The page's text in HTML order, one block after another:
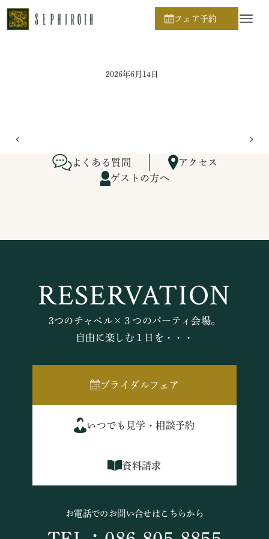
フェア予約
ホーム
2026年6月14日
よくある質問
アクセス
ゲストの方へ
RESERVATION
3つのチャペル×３つのパーティ会場。
自由に楽しむ１日を・・・
ブライダルフェア
いつでも見学・相談予約
資料請求
お電話でのお問い合せはこちらから